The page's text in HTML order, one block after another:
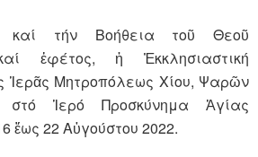
τήν Βοήθεια τοῦ Θεοῦ
ἐφέτος, ἡ Ἐκκλησιαστική
Ἱερᾶς Μητροπόλεως Χίου, Ψαρῶν
στό Ἱερό Προσκύνημα Ἁγίας
ἕως 22 Αὐγούστου 2022.